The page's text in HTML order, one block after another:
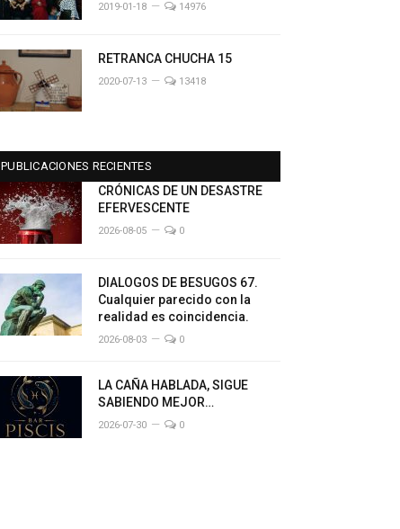
2019-01-18 14976
RETRANCA CHUCHA 15
2020-07-13 13418
PUBLICACIONES RECIENTES
CRÓNICAS DE UN DESASTRE
EFERVESCENTE
2026-08-05 0
DIALOGOS DE BESUGOS 67.
Cualquier parecido con la
realidad es coincidencia.
2026-08-03 0
LA CAÑA HABLADA, SIGUE
SABIENDO MEJOR…
2026-07-30 0